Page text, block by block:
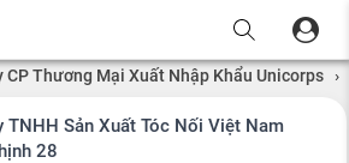
CP Thương Mại Xuất Nhập Khẩu Unicorps ›
TNHH Sản Xuất Tóc Nối Việt Nam
28